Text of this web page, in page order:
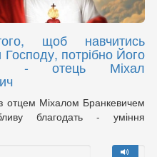
щоб навчитись
Господу, потрібно Його
- отець Міхал
отцем Міхалом Бранкевичем
благодать - уміння